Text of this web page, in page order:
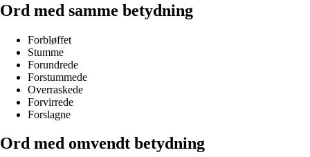
Ord med samme betydning
Forbløffet
Stumme
Forundrede
Forstummede
Overraskede
Forvirrede
Forslagne
Ord med omvendt betydning